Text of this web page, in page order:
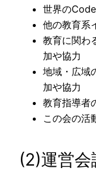
世界の
他の教育系
教育に関わ
加や協力
地域・広域
加や協力
教育指導者
この会の活
(2)運営